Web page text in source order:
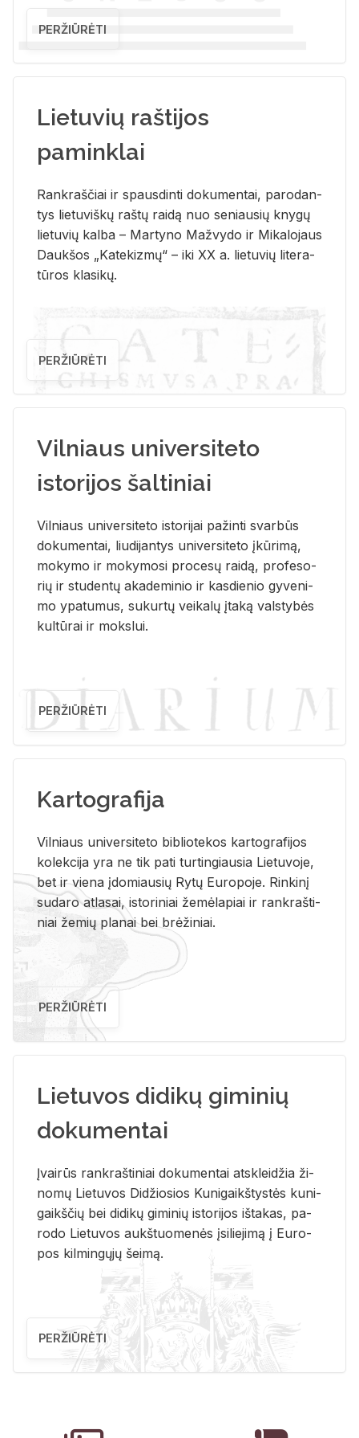
PERŽIŪRĖTI
Lietuvių raštijos
paminklai
Rank­raš­čiai ir spaus­din­ti do­ku­men­tai, pa­ro­dan­
tys lie­tu­viš­kų raš­tų rai­dą nuo se­niau­sių kny­gų
lie­tu­vių kal­ba – Mar­ty­no Ma­žvy­do ir Mi­ka­lo­jaus
Dauk­šos „Ka­te­kiz­mų“ – iki XX a. lie­tu­vių li­te­ra­
tū­ros kla­si­kų.
PERŽIŪRĖTI
Vilniaus universiteto
istorijos šaltiniai
Vil­niaus uni­ver­si­te­to is­to­ri­jai pa­žin­ti svar­būs
do­ku­men­tai, liu­di­jan­tys uni­ver­si­te­to įkū­ri­mą,
mo­ky­mo ir mo­ky­mo­si pro­ce­sų rai­dą, pro­fe­so­
rių ir stu­den­tų aka­de­mi­nio ir kas­die­nio gy­ve­ni­
mo ypa­tu­mus, su­kur­tų vei­ka­lų įta­ką vals­ty­bės
kul­tū­rai ir moks­lui.
PERŽIŪRĖTI
Kartografija
Vil­niaus uni­ver­si­te­to bi­b­lio­te­kos kar­to­gra­fi­jos
ko­lek­ci­ja yra ne tik pati tur­tin­giau­sia Lie­tu­vo­je,
bet ir vie­na įdo­miau­sių Rytų Eu­ro­po­je. Rin­ki­nį
su­da­ro at­la­sai, is­to­ri­niai že­mė­la­piai ir rank­raš­ti­
niai že­mių pla­nai bei brė­ži­niai.
PERŽIŪRĖTI
Lietuvos didikų giminių
dokumentai
Įvai­rūs rank­raš­ti­niai do­ku­men­tai at­sklei­džia ži­
no­mų Lie­tu­vos Di­džio­sios Ku­ni­gaikš­tys­tės ku­ni­
gaikš­čių bei di­di­kų gi­mi­nių is­to­ri­jos iš­ta­kas, pa­
ro­do Lie­tu­vos aukš­tuo­me­nės įsi­lie­ji­mą į Eu­ro­
pos kil­min­gų­jų šei­mą.
PERŽIŪRĖTI